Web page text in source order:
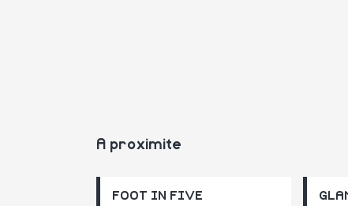
A proximite
FOOT IN FIVE